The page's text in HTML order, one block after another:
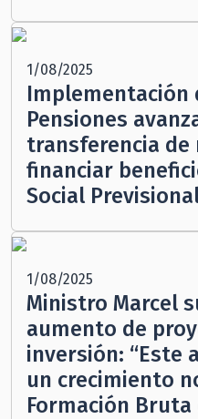
1/08/2025
Implementación
Pensiones
transferencia de
financiar
Social
1/08/2025
Ministro Marcel
aumento de
inversión: “Este
un crecimiento
Formación Bruta